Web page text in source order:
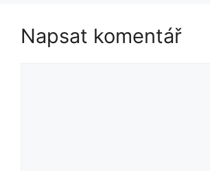
Napsat komentář